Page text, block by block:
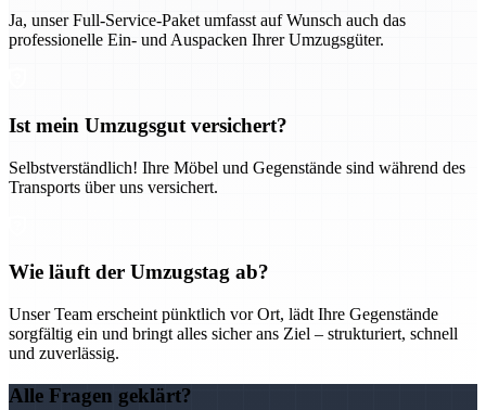
Ja, unser Full-Service-Paket umfasst auf Wunsch auch das
professionelle Ein- und Auspacken Ihrer Umzugsgüter.
Ist mein Umzugsgut versichert?
Selbstverständlich! Ihre Möbel und Gegenstände sind während des
Transports über uns versichert.
Wie läuft der Umzugstag ab?
Unser Team erscheint pünktlich vor Ort, lädt Ihre Gegenstände
sorgfältig ein und bringt alles sicher ans Ziel – strukturiert, schnell
und zuverlässig.
Alle Fragen geklärt?